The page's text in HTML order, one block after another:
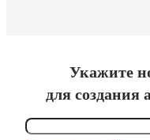
Укажите
для создания